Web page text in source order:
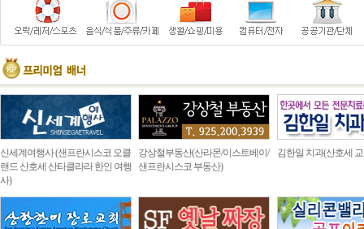
신세계여행사 (샌프란시스코 오클
랜드 산호세 산타클라라 한인 여행
사)
강상철부동산(산라몬/이스트베이/
샌프란시스코 부동산)
김한일 치과(산호세